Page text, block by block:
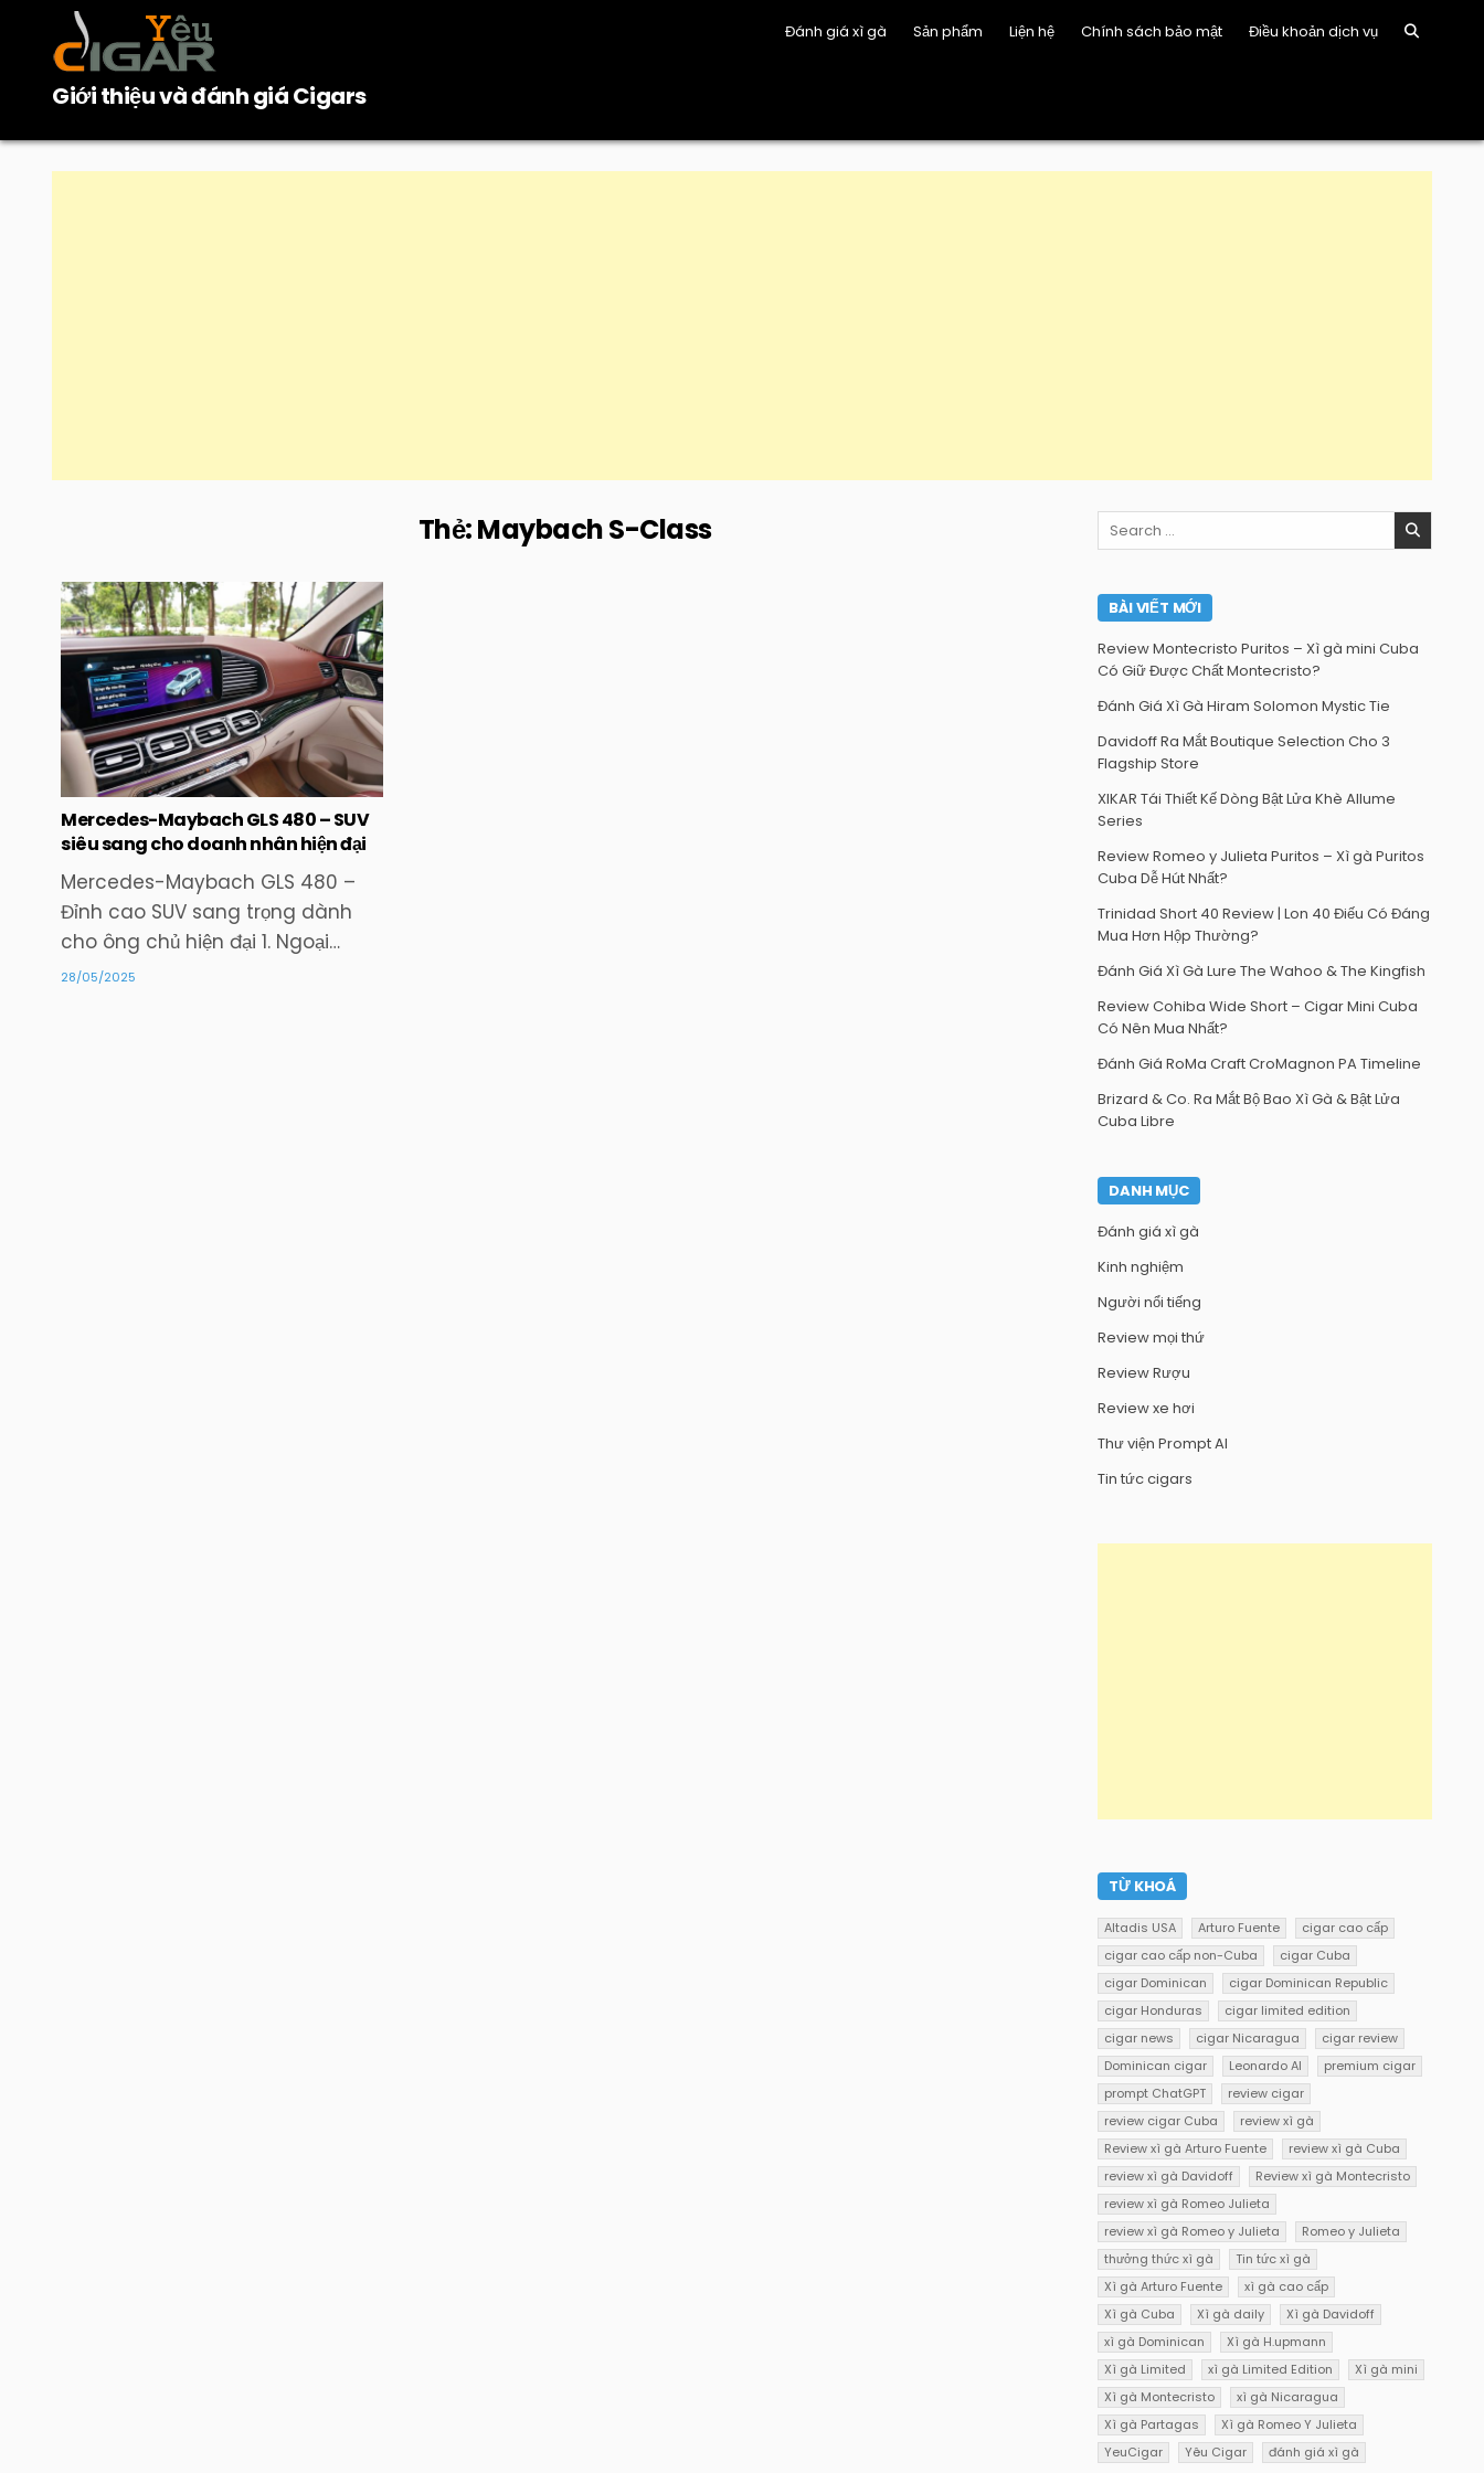
content
Giới thiệu và đánh giá Cigars
Đánh giá xì gà Sản phẩm Liện hệ Chính sách bảo mật Điều khoản dịch vụ
Thẻ:Maybach S-Class
Posted
in
Mercedes-Maybach GLS 480 – SUV
siêu sang cho doanh nhân hiện đại
Mercedes-Maybach GLS 480 –
Đỉnh cao SUV sang trọng dành
cho ông chủ hiện đại 1. Ngoại…
28/05/2025
Search
for:
BÀI VIẾT MỚI
Review Montecristo Puritos – Xì gà mini Cuba
Có Giữ Được Chất Montecristo?
Đánh Giá Xì Gà Hiram Solomon Mystic Tie
Davidoff Ra Mắt Boutique Selection Cho 3
Flagship Store
XIKAR Tái Thiết Kế Dòng Bật Lửa Khè Allume
Series
Review Romeo y Julieta Puritos – Xì gà Puritos
Cuba Dễ Hút Nhất?
Trinidad Short 40 Review | Lon 40 Điếu Có Đáng
Mua Hơn Hộp Thường?
Đánh Giá Xì Gà Lure The Wahoo & The Kingfish
Review Cohiba Wide Short – Cigar Mini Cuba
Có Nên Mua Nhất?
Đánh Giá RoMa Craft CroMagnon PA Timeline
Brizard & Co. Ra Mắt Bộ Bao Xì Gà & Bật Lửa
Cuba Libre
DANH MỤC
Đánh giá xì gà
Kinh nghiệm
Người nổi tiếng
Review mọi thứ
Review Rượu
Review xe hơi
Thư viện Prompt AI
Tin tức cigars
TỪ KHOÁ
Altadis USA Arturo Fuente
cigar cao cấp
cigar cao cấp non-Cuba
cigar Cuba
cigar Dominican
cigar Dominican Republic
cigar Honduras
cigar limited edition
cigar news
cigar Nicaragua
cigar review
Dominican cigar
Leonardo AI
premium cigar
prompt ChatGPT
review cigar
review cigar Cuba
review xì gà
Review xì gà Arturo Fuente
review xì gà Cuba
review xì gà Davidoff
Review xì gà Montecristo
review xì gà Romeo Julieta
review xì gà Romeo y Julieta
Romeo y Julieta
thưởng thức xì gà
Tin tức xì gà
Xì gà Arturo Fuente
xì gà cao cấp
Xì gà Cuba
Xì gà daily
Xì gà Davidoff
xì gà Dominican
Xì gà H.upmann
Xì gà Limited
xì gà Limited Edition
Xì gà mini
Xì gà Montecristo
xì gà Nicaragua
Xì gà Partagas
Xì gà Romeo Y Julieta
YeuCigar
Yêu Cigar đánh giá xì gà